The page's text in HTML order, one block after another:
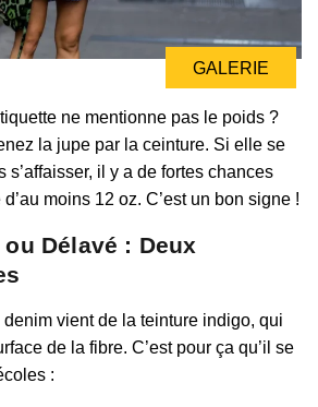
GALERIE
ne mentionne pas le poids ?
la jupe par la ceinture. Si elle se
s’affaisser, il y a de fortes chances
moins 12 oz. C’est un bon signe !
Délavé : Deux
vient de la teinture indigo, qui
de la fibre. C’est pour ça qu’il se
: